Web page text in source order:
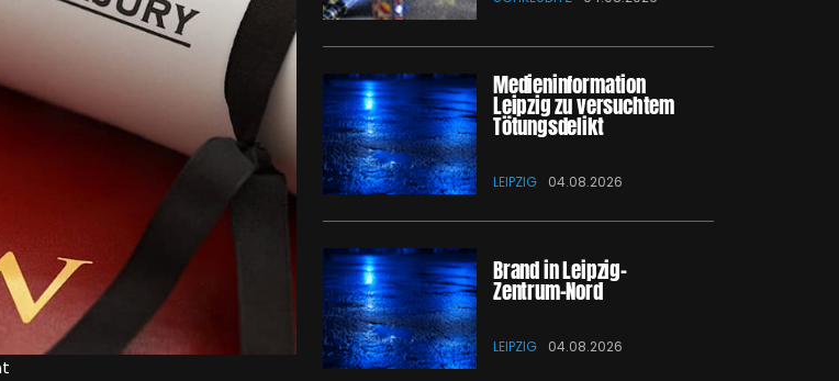
Medieninformation
Leipzig zu versuchtem
Tötungsdelikt
LEIPZIG 04.08.2026
Brand in Leipzig-
Zentrum-Nord
LEIPZIG 04.08.2026